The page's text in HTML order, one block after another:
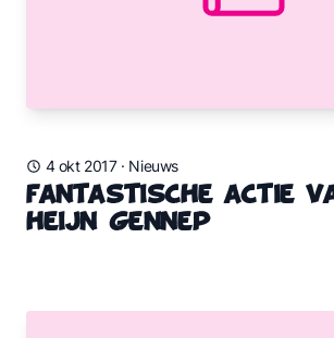
4 okt 2017· Nieuws
FanTAStische actie
Heijn Gennep